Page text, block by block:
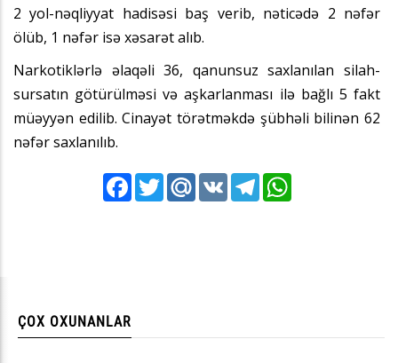
2 yol-nəqliyyat hadisəsi baş verib, nəticədə 2 nəfər
ölüb, 1 nəfər isə xəsarət alıb.
Narkotiklərlə əlaqəli 36, qanunsuz saxlanılan silah-
sursatın götürülməsi və aşkarlanması ilə bağlı 5 fakt
müəyyən edilib. Cinayət törətməkdə şübhəli bilinən 62
nəfər saxlanılıb.
FacebookTwitterMail.RuVK Telegram
ÇOX OXUNANLAR